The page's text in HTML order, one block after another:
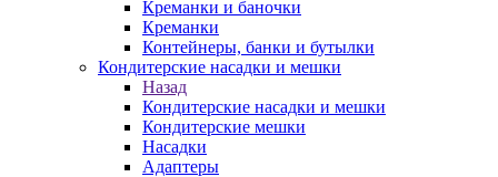
Креманки и баночки
Креманки
Контейнеры, банки и бутылки
Кондитерские насадки и мешки
Назад
Кондитерские насадки и мешки
Кондитерские мешки
Насадки
Адаптеры